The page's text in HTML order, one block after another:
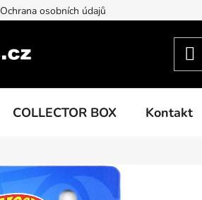
Ochrana osobních údajů
COLLECTOR BOX Kontakt